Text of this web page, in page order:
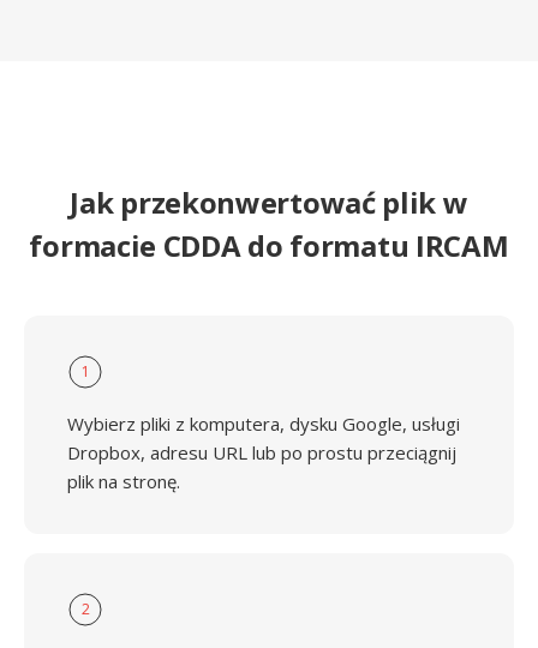
Jak przekonwertować plik w
formacie CDDA do formatu IRCAM
1
Wybierz pliki z komputera, dysku Google, usługi
Dropbox, adresu URL lub po prostu przeciągnij
plik na stronę.
2